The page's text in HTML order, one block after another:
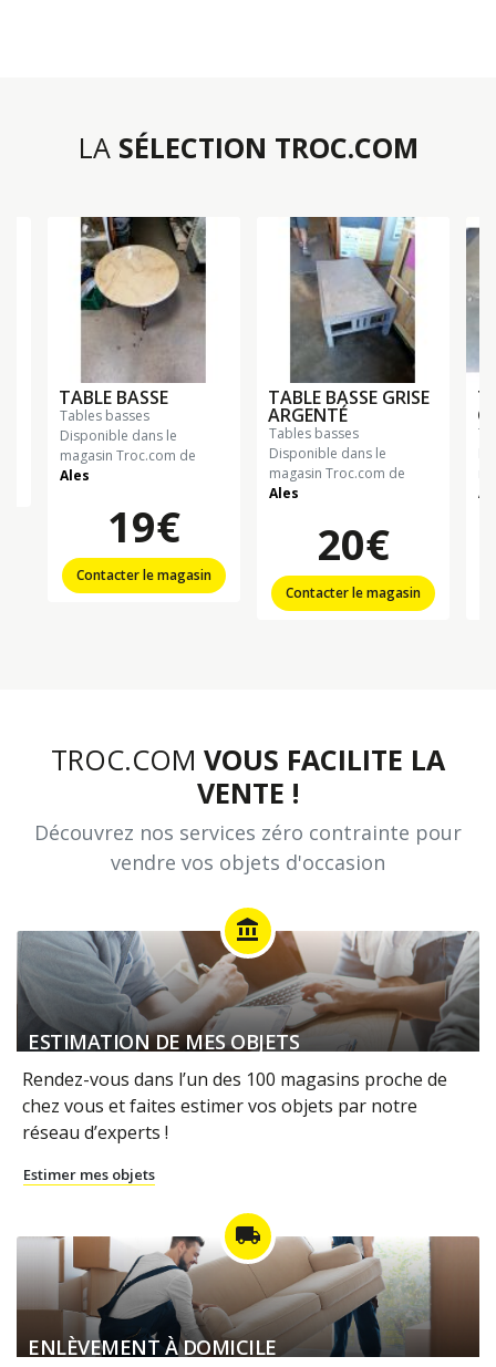
LA SÉLECTION TROC.COM
TABLE BASSE
tables basses
Disponible dans le
magasin Troc.com de
Ales
19€
Contacter le magasin
TABLE BASSE GRISE
ARGENTÉ
tables basses
Disponible dans le
magasin Troc.com de
Ales
20€
Contacter le magasin
TROC.COM VOUS FACILITE LA
VENTE !
Découvrez nos services zéro contrainte pour
vendre vos objets d'occasion
account_balance
ESTIMATION DE MES OBJETS
Rendez-vous dans l’un des 100 magasins proche de
chez vous et faites estimer vos objets par notre
réseau d’experts !
Estimer mes objets
local_shipping
ENLÈVEMENT À DOMICILE